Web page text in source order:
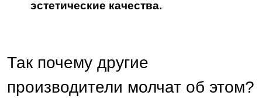
эстетические качества.
Так почему другие
производители молчат об этом?